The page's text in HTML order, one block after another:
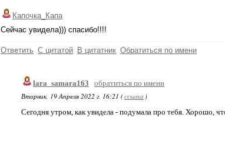
Капочка_Капа
Сейчас увидела))) спасибо!!!!
Ответить С цитатой В цитатник Обратиться по имени
lara_samara163
обратиться по имени
Вторник, 19 Апреля 2022 г. 16:21 (ссылка )
Сегодня утром, как увидела - подумала про тебя. Хорошо,